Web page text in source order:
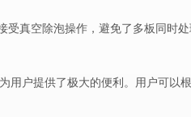
真空除泡操作，避免了多板同时
用户提供了极大的便利。用户可以